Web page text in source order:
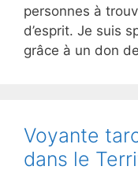
personnes à
d’esprit. Je suis
grâce à un don
Voyante
dans le